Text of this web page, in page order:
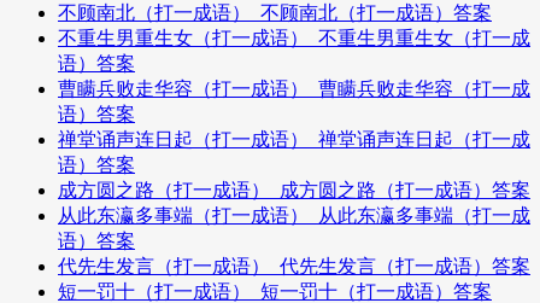
不顾南北（打一成语）_不顾南北（打一成语）答案
不重生男重生女（打一成语）_不重生男重生女（打一成
语）答案
曹瞒兵败走华容（打一成语）_曹瞒兵败走华容（打一成
语）答案
禅堂诵声连日起（打一成语）_禅堂诵声连日起（打一成
语）答案
成方圆之路（打一成语）_成方圆之路（打一成语）答案
从此东瀛多事端（打一成语）_从此东瀛多事端（打一成
语）答案
代先生发言（打一成语）_代先生发言（打一成语）答案
短一罚十（打一成语）_短一罚十（打一成语）答案